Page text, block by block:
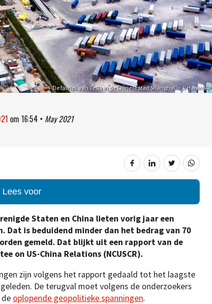
De fabriek van Tesla in de Chinese stad Shanghai. – Ji Haixin/AP
om 16:54 • May 2021
Lees voor
Staten en China lieten vorig jaar een
Dat is beduidend minder dan het bedrag van 70
gemeld. Dat blijkt uit een rapport van de
on US-China Relations (NCUSCR).
zijn volgens het rapport gedaald tot het laagste
De terugval moet volgens de onderzoekers
oplopende geopolitieke spanningen.